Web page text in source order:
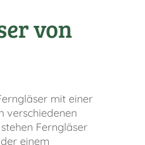
von
mit einer
verschiedenen
Ferngläser
einem